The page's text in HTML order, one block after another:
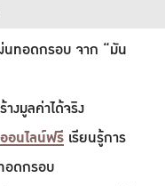
นทอดกรอบ จาก “มัน
งมูลค่าได้จริง
ออนไลน์ฟรี เรียนรู้การ
อดกรอบ